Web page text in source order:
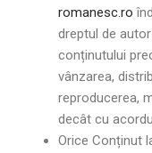
romanesc.ro
dreptul de
conținutului
vânzarea,
reproducerea,
decât cu
Orice Conținut